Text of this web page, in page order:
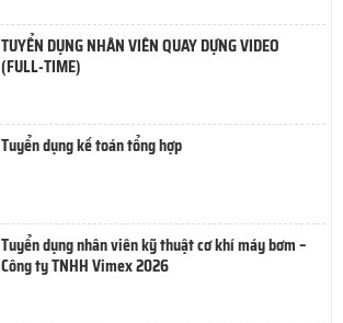
TUYỂN DỤNG NHÂN VIÊN QUAY DỰNG VIDEO
(FULL-TIME)
Tuyển dụng kế toán tổng hợp
Tuyển dụng nhân viên kỹ thuật cơ khí máy bơm –
Công ty TNHH Vimex 2026